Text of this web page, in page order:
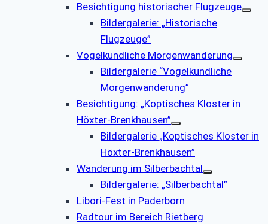
Besichtigung historischer Flugzeuge
Bildergalerie: „Historische
Flugzeuge”
Vogelkundliche Morgenwanderung
Bildergalerie “Vogelkundliche
Morgenwanderung”
Besichtigung: „Koptisches Kloster in
Höxter-Brenkhausen”
Bildergalerie „Koptisches Kloster in
Höxter-Brenkhausen”
Wanderung im Silberbachtal
Bildergalerie: „Silberbachtal”
Libori-Fest in Paderborn
Radtour im Bereich Rietberg